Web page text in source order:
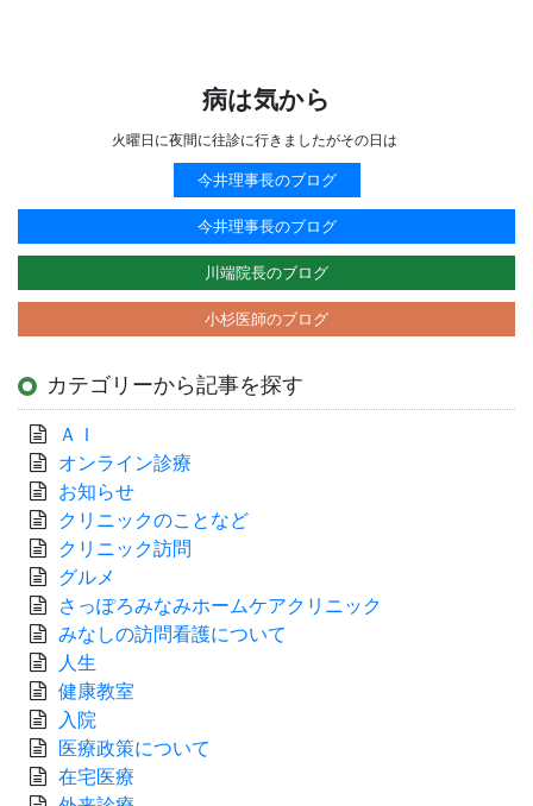
病は気から
火曜日に夜間に往診に行きましたがその日は
今井理事長のブログ
今井理事長のブログ
川端院長のブログ
小杉医師のブログ
カテゴリーから記事を探す
ＡＩ
オンライン診療
お知らせ
クリニックのことなど
クリニック訪問
グルメ
さっぽろみなみホームケアクリニック
みなしの訪問看護について
人生
健康教室
入院
医療政策について
在宅医療